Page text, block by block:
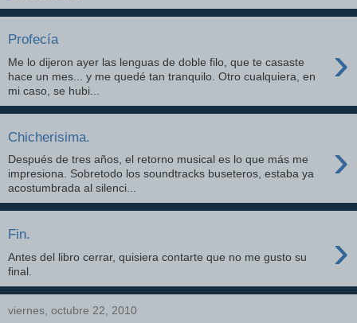
Profecía ›
Me lo dijeron ayer las lenguas de doble filo, que te casaste
hace un mes... y me quedé tan tranquilo. Otro cualquiera, en
mi caso, se hubi...
Chicherisima. ›
Después de tres años, el retorno musical es lo que más me
impresiona. Sobretodo los soundtracks buseteros, estaba ya
acostumbrada al silenci...
Fin. ›
Antes del libro cerrar, quisiera contarte que no me gusto su
final.
viernes, octubre 22, 2010